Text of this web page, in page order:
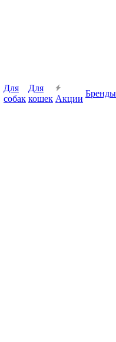
Для
собак
Для
кошек Акции
Бренды